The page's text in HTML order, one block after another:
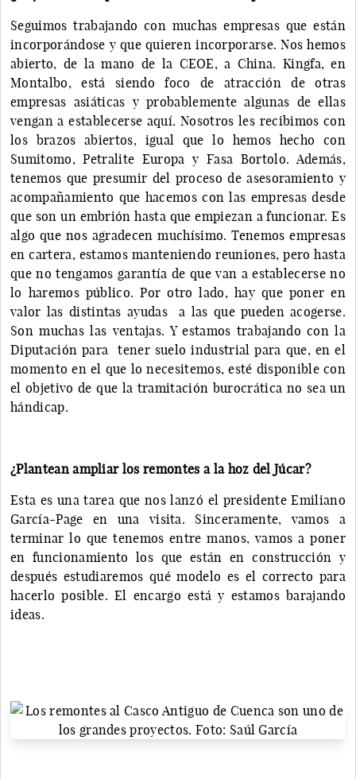
Seguimos trabajando con muchas empresas que están
incorporándose y que quieren incorporarse. Nos hemos
abierto, de la mano de la CEOE, a China. Kingfa, en
Montalbo, está siendo foco de atracción de otras
empresas asiáticas y probablemente algunas de ellas
vengan a establecerse aquí. Nosotros les recibimos con
los brazos abiertos, igual que lo hemos hecho con
Sumitomo, Petralite Europa y Fasa Bortolo. Además,
tenemos que presumir del proceso de asesoramiento y
acompañamiento que hacemos con las empresas desde
que son un embrión hasta que empiezan a funcionar. Es
algo que nos agradecen muchísimo. Tenemos empresas
en cartera, estamos manteniendo reuniones, pero hasta
que no tengamos garantía de que van a establecerse no
lo haremos público. Por otro lado, hay que poner en
valor las distintas ayudas a las que pueden acogerse.
Son muchas las ventajas. Y estamos trabajando con la
Diputación para tener suelo industrial para que, en el
momento en el que lo necesitemos, esté disponible con
el objetivo de que la tramitación burocrática no sea un
hándicap.
¿Plantean ampliar los remontes a la hoz del Júcar?
Esta es una tarea que nos lanzó el presidente Emiliano
García-Page en una visita. Sinceramente, vamos a
terminar lo que tenemos entre manos, vamos a poner
en funcionamiento los que están en construcción y
después estudiaremos qué modelo es el correcto para
hacerlo posible. El encargo está y estamos barajando
ideas.